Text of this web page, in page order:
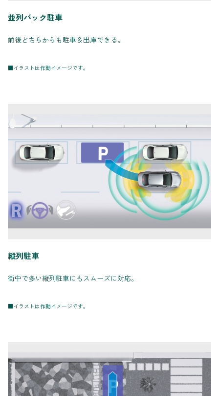
並列バック駐車
前後どちらからも駐車＆出庫できる。
■イラストは作動イメージです。
縦列駐車
街中で多い縦列駐車にもスムーズに対応。
■イラストは作動イメージです。